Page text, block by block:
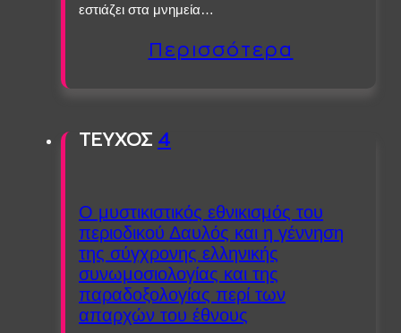
εστιάζει στα μνημεία…
Περισσότερα
ΤΕΥΧΟΣ 4
Ο μυστικιστικός εθνικισμός του
περιοδικού Δαυλός και η γέννηση
της σύγχρονης ελληνικής
συνωμοσιολογίας και της
παραδοξολογίας περί των
απαρχών του έθνους